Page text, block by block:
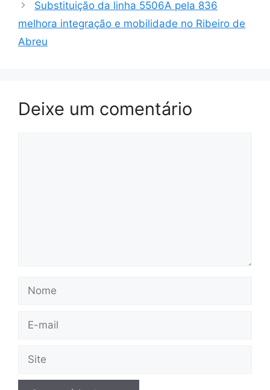
Substituição da linha 5506A pela 836
melhora integração e mobilidade no Ribeiro de
Abreu
Deixe um comentário
mail